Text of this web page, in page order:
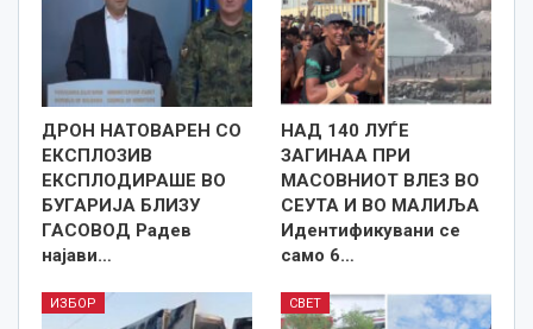
ДРОН НАТОВАРЕН СО
ЕКСПЛОЗИВ
ЕКСПЛОДИРАШЕ ВО
БУГАРИЈА БЛИЗУ
ГАСОВОД Радев
најави…
НАД 140 ЛУЃЕ
ЗАГИНАА ПРИ
МАСОВНИОТ ВЛЕЗ ВО
СЕУТА И ВО МАЛИЉА
Идентификувани се
само 6…
ИЗБОР СВЕТ